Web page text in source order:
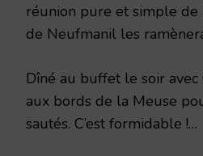
réunion pure et simple de
de Neufmanil les
Dîné au buffet le soir
aux bords de la Meuse
sautés. C’est formidable !…